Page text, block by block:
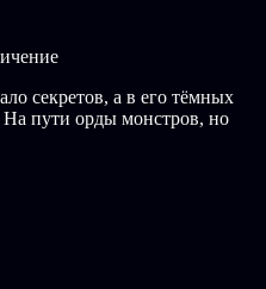
секретов, а в его тёмных
пути орды монстров, но
В моих силах овладеть
подчинить хаос моей воле.
истинное «я» —
красоте.
призванная силой за